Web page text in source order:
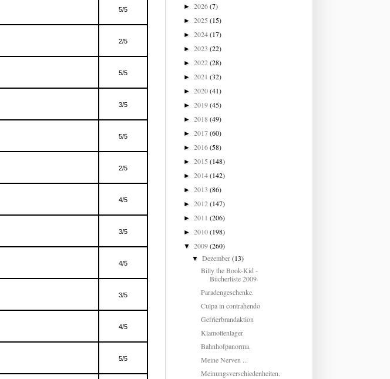
5/5
2/5
5/5
3/5
5/5
2/5
4/5
3/5
4/5
3/5
4/5
5/5
► 2026(7)
► 2025 (15)
► 2024(17)
► 2023 (22)
► 2022(28)
► 2021 (32)
► 2020(41)
► 2019(45)
► 2018(49)
► 2017(60)
► 2016(58)
► 2015 (148)
► 2014(142)
► 2013 (86)
► 2012(147)
► 2011 (206)
► 2010(198)
▼ 2009(260)
▼Dezember(13)
Billy the Book-Kid -
Bücherliste 2009
Paradengeschenke.
Culpa in contrahendo
Gefrierbrandaktion
Klamottenlager
Bahnhofpanorma.
Meine Nerven ...
Meinungsverschiedenheiten.